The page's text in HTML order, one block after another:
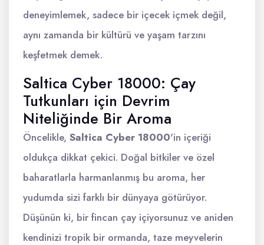
deneyimlemek, sadece bir içecek içmek değil,
aynı zamanda bir kültürü ve yaşam tarzını
keşfetmek demek.
Saltica Cyber 18000: Çay
Tutkunları için Devrim
Niteliğinde Bir Aroma
Öncelikle, Saltica Cyber 18000'in içeriği
oldukça dikkat çekici. Doğal bitkiler ve özel
baharatlarla harmanlanmış bu aroma, her
yudumda sizi farklı bir dünyaya götürüyor.
Düşünün ki, bir fincan çay içiyorsunuz ve aniden
kendinizi tropik bir ormanda, taze meyvelerin